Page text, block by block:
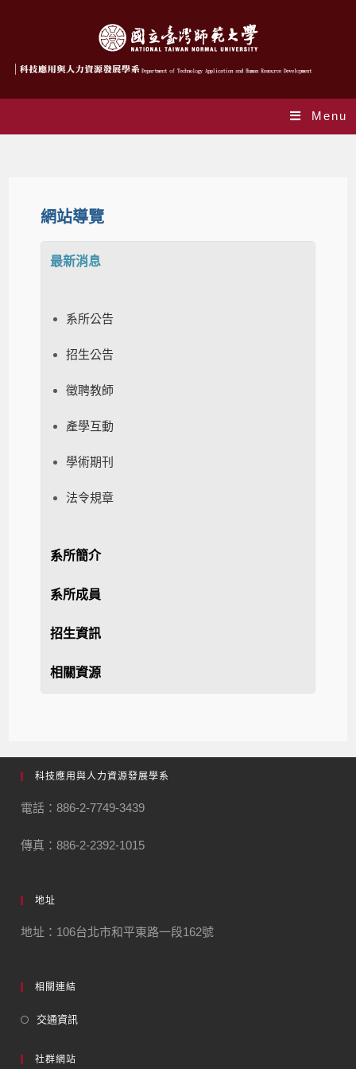
Menu
網站導覽
最新消息
系所公告
招生公告
徵聘教師
產學互動
學術期刊
法令規章
系所簡介
系所成員
招生資訊
相關資源
科技應用與人力資源發展學系
電話：886-2-7749-3439
傳真：886-2-2392-1015
地址
地址：106台北市和平東路一段162號
相關連結
交通資訊
社群網站